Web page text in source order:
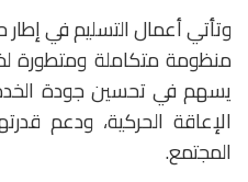
وتأتي أعمال التسليم في
منظومة متكاملة ومتطورة
يسهم في تحسين جودة
الإعاقة الحركية، ودعم
المجتمع.